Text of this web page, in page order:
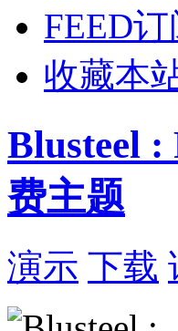
FEED订
收藏本
Blusteel :
费主题
演示 下载